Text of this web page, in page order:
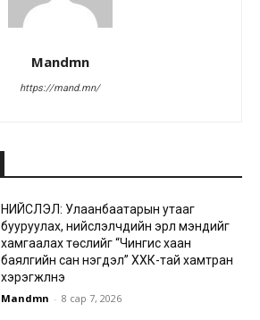
Mandmn
https://mand.mn/
НИЙСЛЭЛ: Улаанбаатарын утааг
бууруулах, нийслэлчүүдийн эрүүл мэндийг
хамгаалах төслийг “Чингис хаан
баялгийн сан нэгдэл” ХХК-тай хамтран
хэрэгжүүлнэ
Mandmn - 8 сар 7, 2026